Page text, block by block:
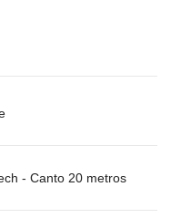
- Canto 20 metros